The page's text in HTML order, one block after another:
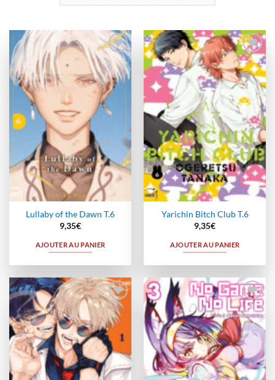
Ajouter
à la
wishlist
Lullaby of the Dawn T.6
9,35€
AJOUTER AU PANIER
Ajouter
à la
wishlist
Yarichin Bitch Club T.6
9,35€
AJOUTER AU PANIER
Ajouter
à la
wishlist
Ajouter
à la
wishlist